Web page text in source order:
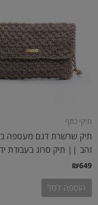
תיקי כתף
תיק שרשרת דגם מעטפה
זהב || תיק סרוג בעבודת יד
₪649
הוספה לסל